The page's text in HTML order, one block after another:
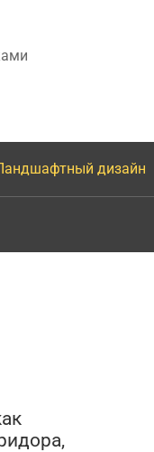
дизайн